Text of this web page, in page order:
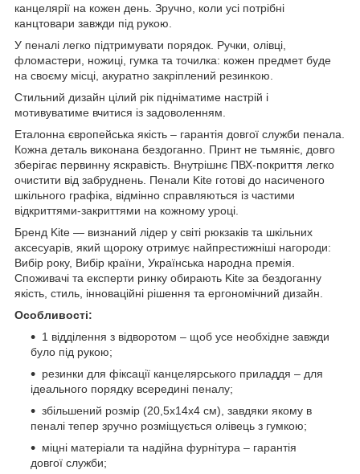
канцелярії на кожен день. Зручно, коли усі потрібні
канцтовари завжди під рукою.
У пеналі легко підтримувати порядок. Ручки, олівці,
фломастери, ножиці, гумка та точилка: кожен предмет буде
на своєму місці, акуратно закріплений резинкою.
Стильний дизайн цілий рік підніматиме настрій і
мотивуватиме вчитися із задоволенням.
Еталонна європейська якість – гарантія довгої служби пенала.
Кожна деталь виконана бездоганно. Принт не тьмяніє, довго
зберігає первинну яскравість. Внутрішнє ПВХ-покриття легко
очистити від забруднень. Пенали Kite готові до насиченого
шкільного графіка, відмінно справляються із частими
відкриттями-закриттями на кожному уроці.
Бренд Kite — визнаний лідер у світі рюкзаків та шкільних
аксесуарів, який щороку отримує найпрестижніші нагороди:
Вибір року, Вибір країни, Українська народна премія.
Споживачі та експерти ринку обирають Kite за бездоганну
якість, стиль, інноваційні рішення та ергономічний дизайн.
Особливості:
1 відділення з відворотом – щоб усе необхідне завжди
було під рукою;
резинки для фіксації канцелярського приладдя – для
ідеального порядку всередині пеналу;
збільшений розмір (20,5x14x4 см), завдяки якому в
пеналі тепер зручно розміщується олівець з гумкою;
міцні матеріали та надійна фурнітура – гарантія
довгої служби;